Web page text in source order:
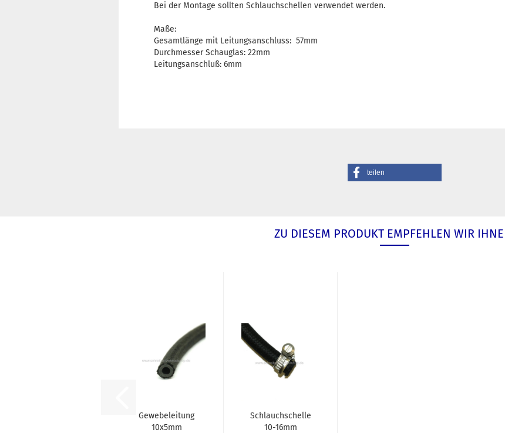
Bei der Montage sollten Schlauchschellen verwendet werden.
Maße:
Gesamtlänge mit Leitungsanschluss: 57mm
Durchmesser Schauglas: 22mm
Leitungsanschluß: 6mm
teilen
ZU DIESEM PRODUKT EMPFEHLEN WIR
Gewebeleitung
10x5mm
Schlauchschelle
10-16mm